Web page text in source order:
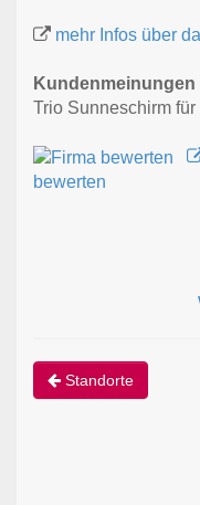
mehr Infos über
Kundenmeinungen
Trio Sunneschirm
bewerten
Standorte